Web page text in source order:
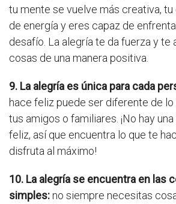
tu mente se vuelve más creativa,
de energía y eres capaz de
desafío. La alegría te da fuerza y te
cosas de una manera positiva.
9. La alegría es única para cada
hace feliz puede ser diferente de lo
tus amigos o familiares. ¡No hay
feliz, así que encuentra lo que te
disfruta al máximo!
10. La alegría se encuentra en las
simples:no siempre necesitas